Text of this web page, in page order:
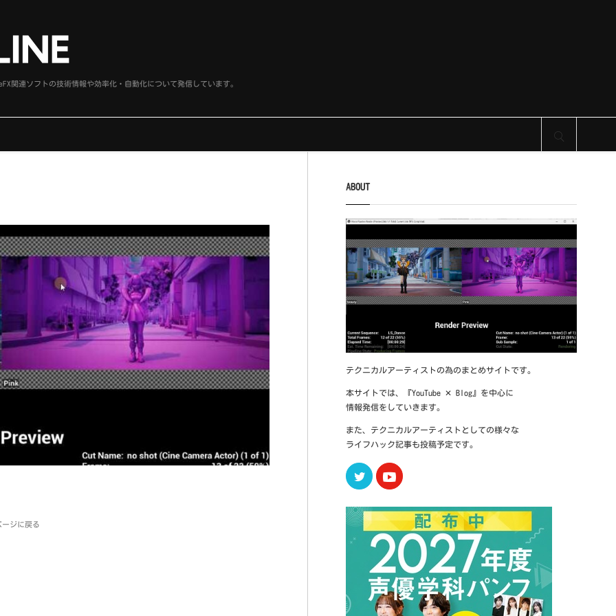
関連ソフトの技術情報や効率化・自動化について発信しています。
ジに戻る
ABOUT
テクニカルアーティストの為のまとめサイトです。
本サイトでは、『YouTube ✕ Blog』を中心に
情報発信をしていきます。
また、テクニカルアーティストとしての様々な
ライフハック記事も投稿予定です。
Twitter